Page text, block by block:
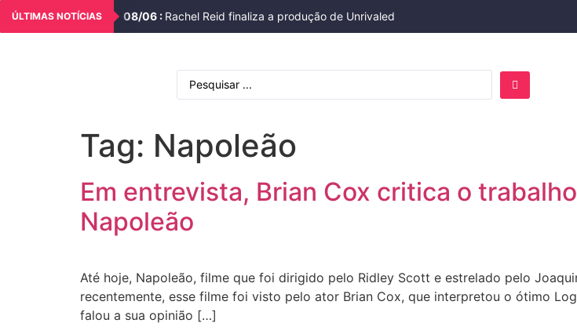
ÚLTIMAS NOTÍCIAS 08/06 : Rachel Reid finaliza a produção de Unrivaled
Tag: Napoleão
Em entrevista, Brian Cox critica o
Napoleão
Até hoje, Napoleão, filme que foi dirigido pelo Ridley Scott e estrelado pelo
recentemente, esse filme foi visto pelo ator Brian Cox, que interpretou o ótimo
falou a sua opinião […]